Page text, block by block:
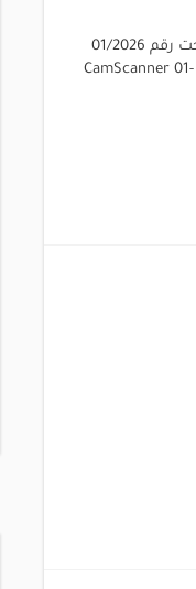
تعلن جامعة غرداية عن منح حصص للمزايدة المعلنة الأولى تحت رقم 01/2026
CamScanner 01-04-2026 12.03تنزيل الثانية تحت رقم 02/2026 CamScanner 01-